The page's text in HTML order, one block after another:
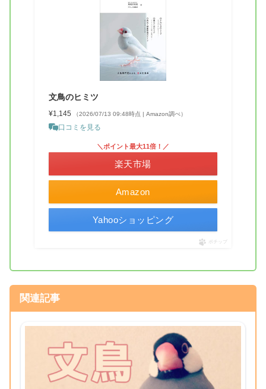
文鳥のヒミツ
¥1,145 （2026/07/13 09:48時点 | Amazon調べ）
口コミを見る
Amazon
＼ポイント最大11倍！／
楽天市場
Yahooショッピング
ポチップ
関連記事